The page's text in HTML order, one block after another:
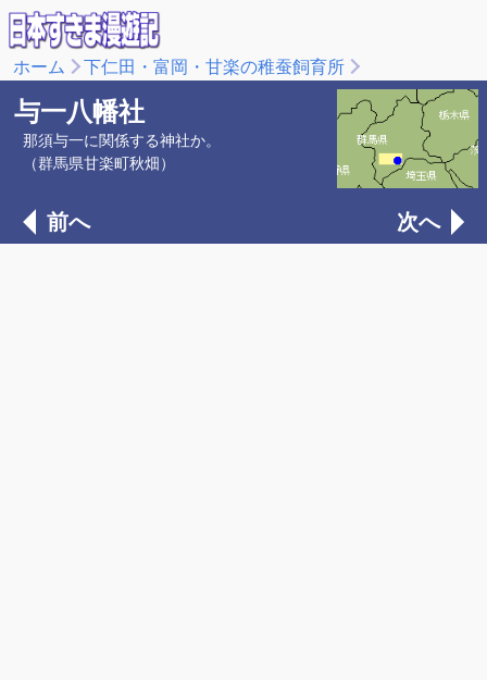
ホーム 下仁田・富岡・甘楽の稚蚕飼育所
与一八幡社
那須与一に関係する神社か。
（群馬県甘楽町秋畑）
前へ 次へ